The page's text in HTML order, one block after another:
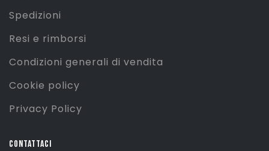
Spedizioni
Resi e rimborsi
Condizioni generali di vendita
Cookie policy
Privacy Policy
CONTATTACI